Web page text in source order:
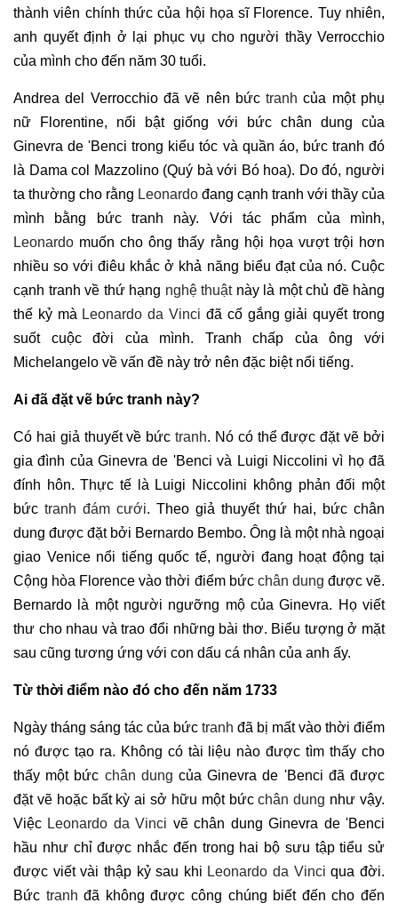
thành viên chính thức của hội họa sĩ Florence. Tuy nhiên,
anh quyết định ở lại phục vụ cho người thầy Verrocchio
của mình cho đến năm 30 tuổi.
Andrea del Verrocchio đã vẽ nên bứctranh của một phụ
nữ Florentine, nổi bật giống với bức chân dung của
Ginevra de 'Benci trong kiểu tóc và quần áo, bức tranh đó
là Dama col Mazzolino (Quý bà với Bó hoa). Do đó, người
ta thường cho rằng Leonardo đang cạnh tranh với thầy của
mình bằng bức tranh này. Với tác phẩm của mình,
Leonardo muốn cho ông thấy rằng hội họa vượt trội hơn
nhiều so với điêu khắc ở khả năng biểu đạt của nó. Cuộc
cạnh tranh về thứ hạng nghệ thuậtnày là một chủ đề hàng
thế kỷ mà Leonardo da Vinci đã cố gắng giải quyết trong
suốt cuộc đời của mình. Tranh chấp của ông với
Michelangelo về vấn đề này trở nên đặc biệt nổi tiếng.
Ai đã đặt vẽ bức tranh này?
Có hai giả thuyết về bứctranh. Nó có thể được đặt vẽ bởi
gia đình của Ginevra de 'Benci và Luigi Niccolini vì họ đã
đính hôn. Thực tế là Luigi Niccolini không phản đối một
bức tranh đám cưới. Theo giả thuyết thứ hai, bức chân
dung được đặt bởi Bernardo Bembo. Ông là một nhà ngoại
giao Venice nổi tiếng quốc tế, người đang hoạt động tại
Cộng hòa Florence vào thời điểm bức chân dung được vẽ.
Bernardo là một người ngưỡng mộ của Ginevra. Họ viết
thư cho nhau và trao đổi những bài thơ. Biểu tượng ở mặt
sau cũng tương ứng với con dấu cá nhân của anh ấy.
Từ thời điểm nào đó cho đến năm 1733
Ngày tháng sáng tác của bức tranh đã bị mất vào thời điểm
nó được tạo ra. Không có tài liệu nào được tìm thấy cho
thấy một bức chân dung của Ginevra de 'Benci đã được
đặt vẽ hoặc bất kỳ ai sở hữu một bứcchân dung như vậy.
Việc Leonardo da Vinci vẽ chân dung Ginevra de 'Benci
hầu như chỉ được nhắc đến trong hai bộ sưu tập tiểu sử
được viết vài thập kỷ sau khi Leonardo da Vinci qua đời.
Bức tranh đã không được công chúng biết đến cho đến